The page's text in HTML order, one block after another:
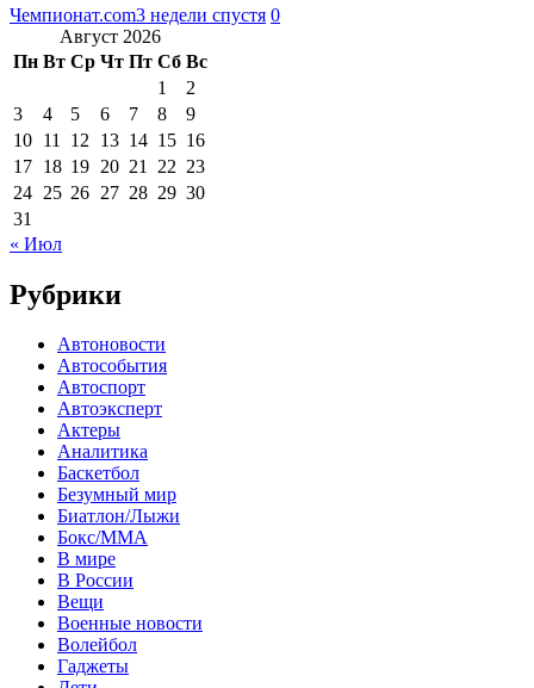
Чемпионат.com3 недели спустя 0
Август 2026
Пн Вт Ср Чт Пт Сб Вс
1
2
3
4 5 6 7 8
9
10 11 12 13 14 15 16
17 18 19 20 21 22 23
24 25 26 27 28 29 30
31
« Июл
Рубрики
Автоновости
Автособытия
Автоспорт
Автоэксперт
Актеры
Аналитика
Баскетбол
Безумный мир
Биатлон/Лыжи
Бокс/MMA
В мире
В России
Вещи
Военные новости
Волейбол
Гаджеты